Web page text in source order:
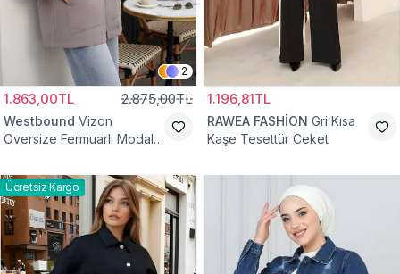
2
1.863,00TL 2.875,00TL
Westbound Vizon
Oversize Fermuarlı Modal
1.196,81TL
RAWEA FASHİON Gri Kısa
Kaşe Tesettür Ceket
Ücretsiz Kargo